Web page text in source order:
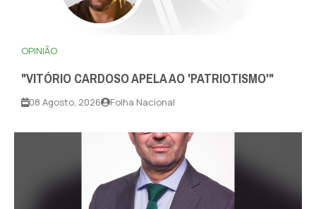
OPINIÃO
"VITÓRIO CARDOSO APELA AO 'PATRIOTISMO'"
08 Agosto, 2026 Folha Nacional